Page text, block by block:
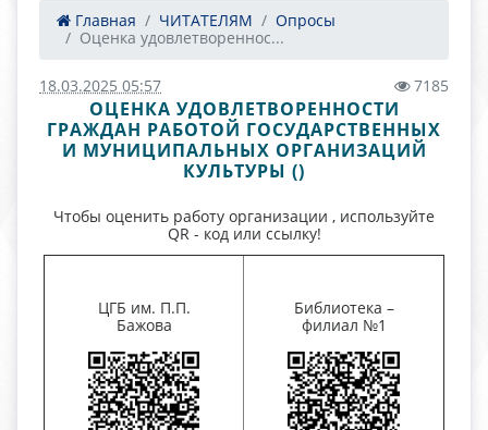
Главная ЧИТАТЕЛЯМ
Опросы
Оценка удовлетвореннос...
18.03.2025 05:57 7185
ОЦЕНКА УДОВЛЕТВОРЕННОСТИ
ГРАЖДАН РАБОТОЙ ГОСУДАРСТВЕННЫХ
И МУНИЦИПАЛЬНЫХ ОРГАНИЗАЦИЙ
КУЛЬТУРЫ ()
Чтобы оценить работу организации , используйте
QR - код или ссылку!
ЦГБ им. П.П.
Бажова
Библиотека –
филиал №1